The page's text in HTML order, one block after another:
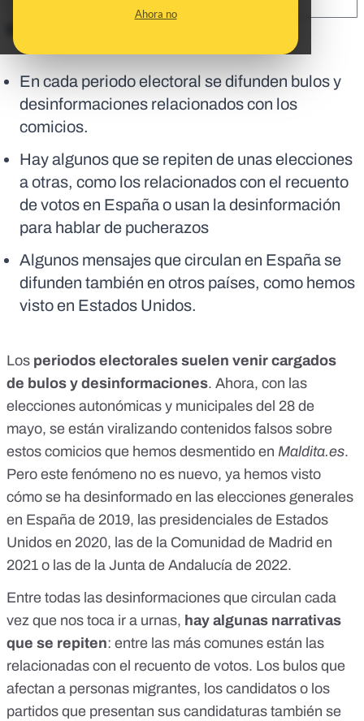
Ahora no
En cada periodo electoral se difunden bulos y
desinformaciones relacionados con los
comicios.
Hay algunos que se repiten de unas elecciones
a otras, como los relacionados con el recuento
de votos en España o usan la desinformación
para hablar de pucherazos
Algunos mensajes que circulan en España se
difunden también en otros países, como hemos
visto en Estados Unidos.
Los periodos electorales suelen venir cargados
de bulos y desinformaciones. Ahora, con las
elecciones autonómicas y municipales del 28 de
mayo, se están viralizando contenidos falsos sobre
estos comicios que hemos desmentido en Maldita.es.
Pero este fenómeno no es nuevo, ya hemos visto
cómo se ha desinformado en las elecciones generales
en España de 2019, las presidenciales de Estados
Unidos en 2020, las de la Comunidad de Madrid en
2021 o las de la Junta de Andalucía de 2022.
Entre todas las desinformaciones que circulan cada
vez que nos toca ir a urnas, hay algunas narrativas
que se repiten: entre las más comunes están las
relacionadas con el recuento de votos. Los bulos que
afectan a personas migrantes, los candidatos o los
partidos que presentan sus candidaturas también se